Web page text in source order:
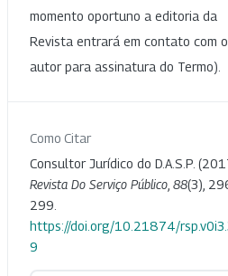
momento oportuno a editoria da
Revista entrará em contato com o
autor para assinatura do Termo).
Como Citar
Consultor Jurídico do D.A.S.P.
Revista Do Serviço Público 88(3),
299.
https://doi.org/10.21874/
9